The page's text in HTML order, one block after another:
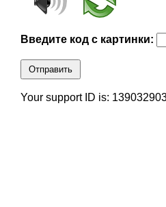
Введите код с картинки:
Отправить
Your support ID is: